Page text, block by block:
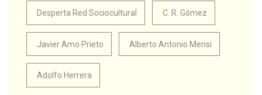
Desperta Red Sociocultural C. R. Gómez
Javier Amo Prieto Alberto Antonio Mensi
Adolfo Herrera